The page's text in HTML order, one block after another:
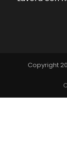
Copyright